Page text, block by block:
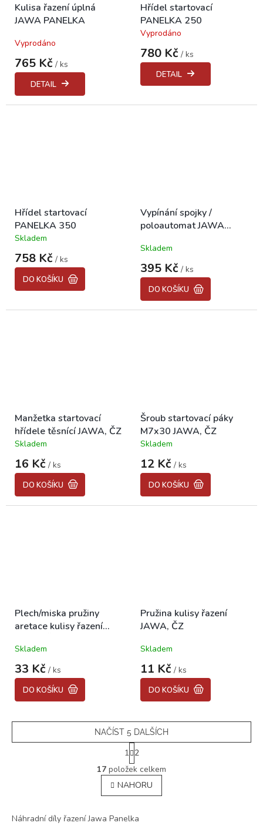
Kulisa řazení úplná
JAWA PANELKA
Vyprodáno
765 Kč / ks
DETAIL
Hřídel startovací
PANELKA 250
Průměrné
hodnocení
produktu
Vyprodáno
780 Kč / ks
DETAIL
Hřídel startovací
PANELKA 350
Průměrné
hodnocení
produktu
5,0
Skladem
758 Kč / ks
DO KOŠÍKU
Vypínání spojky /
poloautomat JAWA
350/634-640
Skladem
395 Kč / ks
DO KOŠÍKU
Manžetka startovací
hřídele těsnící JAWA, ČZ
Průměrné
hodnocení
produktu
je
5,0
Skladem
16 Kč / ks
DO KOŠÍKU
Šroub startovací páky
M7x30 JAWA, ČZ
Průměrné
hodnocení
produktu
je
4,7
Skladem
12 Kč / ks
DO KOŠÍKU
Plech/miska pružiny
aretace kulisy řazení
Skladem
33 Kč / ks
DO KOŠÍKU
Pružina kulisy řazení
JAWA, ČZ
Skladem
11 Kč / ks
DO KOŠÍKU
O
v
l
á
a
NAČÍST 5 DALŠÍCH
S
t
r
á
n
k
v
1 2
17 položek celkem
NAHORU
Náhradní díly řazení Jawa Panelka